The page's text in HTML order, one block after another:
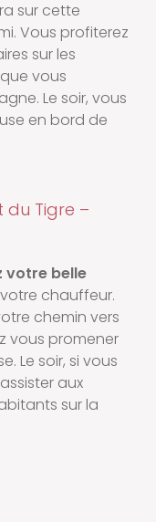
sur cette
Vous profiterez
sur les
vous
Le soir, vous
en bord de
du Tigre –
votre belle
chauffeur.
chemin vers
vous promener
Le soir, si vous
aux
sur la